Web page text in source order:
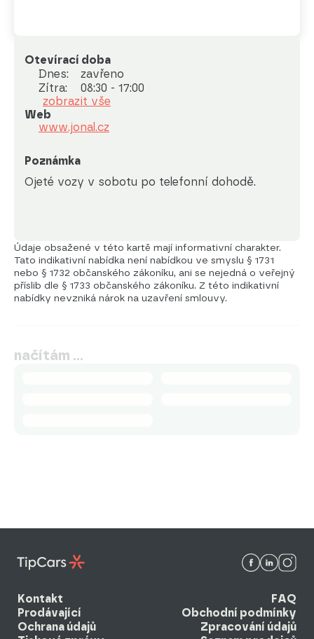
Otevírací doba
Dnes:
zavřeno
Zítra:
08:30 - 17:00
zobrazit vše
Web
www.jonal.cz
Poznámka
Ojeté vozy v sobotu po telefonní dohodě.
Údaje obsažené v této kartě mají informativní charakter.
Tato indikativní nabídka není nabídkou ve smyslu § 1731
nebo § 1732 občanského zákoníku, ani se nejedná o veřejný
příslib dle § 1733 občanského zákoníku. Z této indikativní
nabídky nevzniká nárok na uzavření smlouvy.
načítám …
Kontakt
FAQ
Prodávající
Obchodní podmínky
Ochrana údajů
Zpracování údajů